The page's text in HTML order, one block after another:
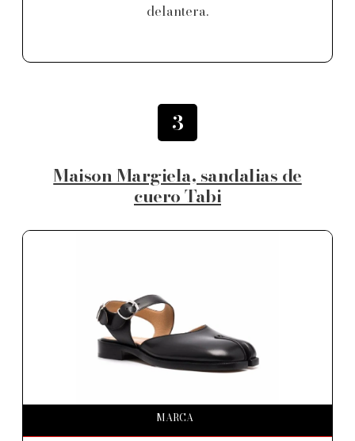
delantera.
3
Maison Margiela, sandalias de
cuero Tabi
MARCA